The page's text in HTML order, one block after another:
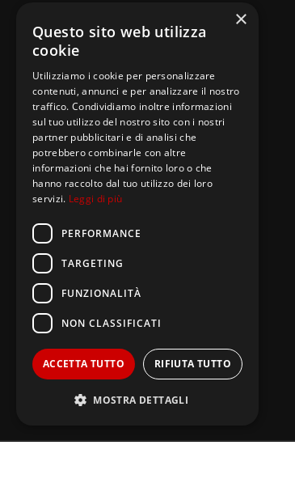
Dove siamo nel mondo
Santi di Famiglia
Postulazione Generale
San Luigi Orione
Santi di Famiglia
×
Questo sito web utilizza
cookie
Utilizziamo i cookie per personalizzare
contenuti, annunci e per analizzare il nostro
traffico. Condividiamo inoltre informazioni
sul tuo utilizzo del nostro sito con i nostri
partner pubblicitari e di analisi che
potrebbero combinarle con altre
informazioni che hai fornito loro o che
hanno raccolto dal tuo utilizzo dei loro
servizi. Leggi di più
PERFORMANCE
TARGETING
FUNZIONALITÀ
NON CLASSIFICATI
ACCETTA TUTTO RIFIUTA TUTTO
MOSTRA DETTAGLI